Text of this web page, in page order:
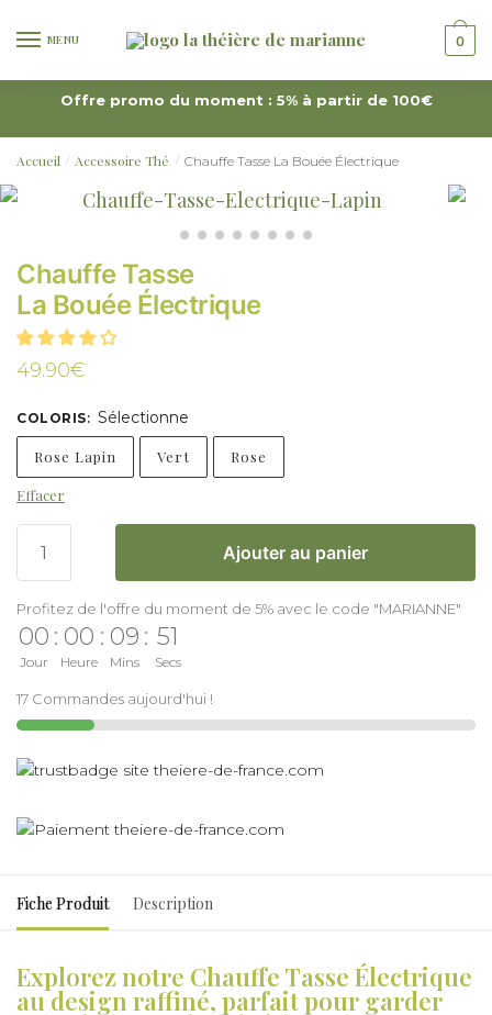
MENU 0
Offre promo du moment : 5% à partir de 100€
Accueil / Accessoire Thé / Chauffe Tasse La Bouée Électrique
Chauffe Tasse
La Bouée Électrique
49.90€
COLORIS: Sélectionne
Rose Lapin Vert Rose
Effacer
Ajouter au panier
Profitez de l'offre du moment de 5% avec le code "MARIANNE"
00
Jour
: 00
Heure
: 09
Mins
: 51
Secs
17 Commandes aujourd'hui !
Fiche Produit Description
Explorez notre Chauffe Tasse Électrique
au design raffiné, parfait pour garder